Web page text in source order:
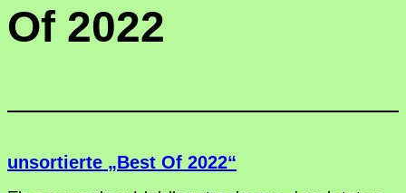
Of 2022
unsortierte „Best Of 2022“